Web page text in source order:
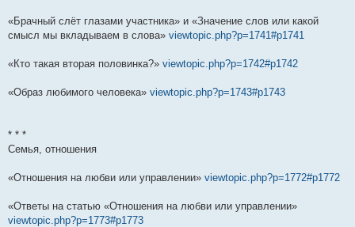
«Брачный слёт глазами участника» и «Значение слов или какой
смысл мы вкладываем в слова» viewtopic.php?p=1741#p1741
«Кто такая вторая половинка?» viewtopic.php?p=1742#p1742
«Образ любимого человека» viewtopic.php?p=1743#p1743
* * *
Семья, отношения
«Отношения на любви или управлении» viewtopic.php?p=1772#p1772
«Ответы на статью «Отношения на любви или управлении»
viewtopic.php?p=1773#p1773